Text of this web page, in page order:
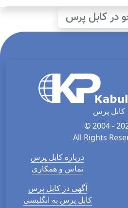
در کابل پرس
کابل پرس
© 2004 -
All Rights
درباره کابل پرس
تماس و همکاری
آگهی در کابل پرس
کابل پرس به انگلیسی